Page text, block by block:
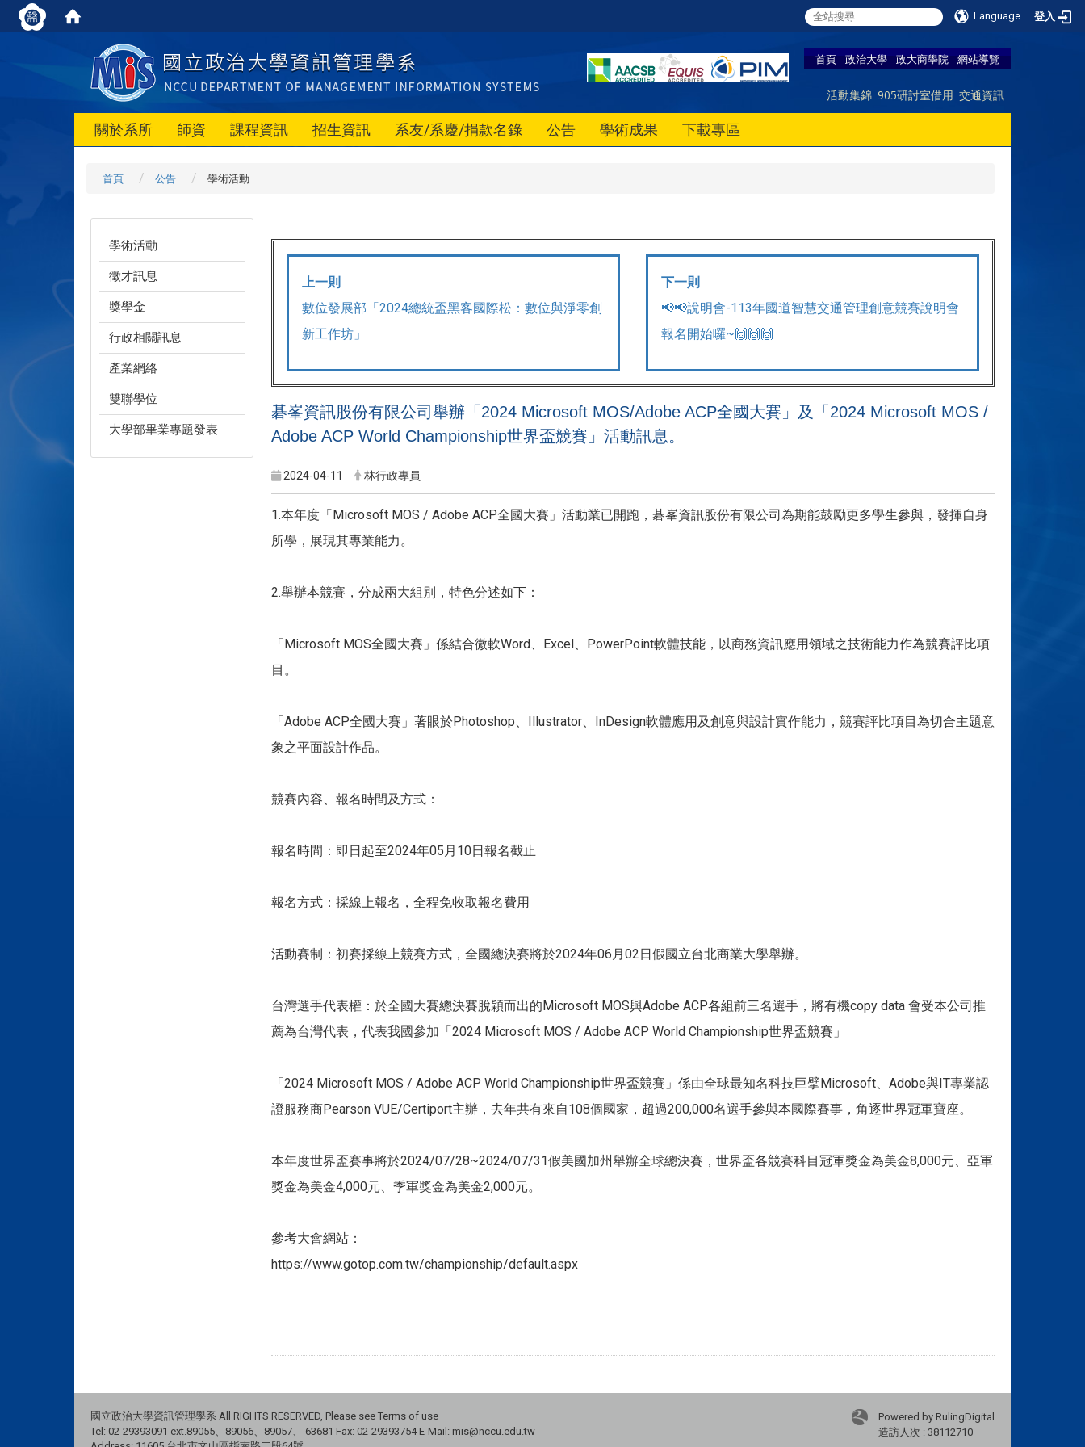
Language 登入
首頁 政治大學 政大商學院 網站導覽
活動集錦 905研討室借用 交通資訊
關於系所 師資 課程資訊 招生資訊 系友/系慶/捐款名錄 公告 學術成果 下載專區
首頁 公告 學術活動
學術活動
徵才訊息
獎學金
行政相關訊息
產業網絡
雙聯學位
大學部畢業專題發表
上一則
數位發展部「2024總統盃黑客國際松：數位與淨零創
新工作坊」
下一則
📢📢說明會-113年國道智慧交通管理創意競賽說明會
報名開始囉~🙌🙌🙌
碁峯資訊股份有限公司舉辦「2024 Microsoft MOS/Adobe ACP全國大賽」及「2024 Microsoft MOS /
Adobe ACP World Championship世界盃競賽」活動訊息。
2024-04-11 林行政專員
1.本年度「Microsoft MOS / Adobe ACP全國大賽」活動業已開跑，碁峯資訊股份有限公司為期能鼓勵更多學生參與，發揮自身
所學，展現其專業能力。
2.舉辦本競賽，分成兩大組別，特色分述如下：
「Microsoft MOS全國大賽」係結合微軟Word、Excel、PowerPoint軟體技能，以商務資訊應用領域之技術能力作為競賽評比項
目。
「Adobe ACP全國大賽」著眼於Photoshop、Illustrator、InDesign軟體應用及創意與設計實作能力，競賽評比項目為切合主題意
象之平面設計作品。
競賽內容、報名時間及方式：
報名時間：即日起至2024年05月10日報名截止
報名方式：採線上報名，全程免收取報名費用
活動賽制：初賽採線上競賽方式，全國總決賽將於2024年06月02日假國立台北商業大學舉辦。
台灣選手代表權：於全國大賽總決賽脫穎而出的Microsoft MOS與Adobe ACP各組前三名選手，將有機copy data 會受本公司推
薦為台灣代表，代表我國參加「2024 Microsoft MOS / Adobe ACP World Championship世界盃競賽」
「2024 Microsoft MOS / Adobe ACP World Championship世界盃競賽」係由全球最知名科技巨擘Microsoft、Adobe與IT專業認
證服務商Pearson VUE/Certiport主辦，去年共有來自108個國家，超過200,000名選手參與本國際賽事，角逐世界冠軍寶座。
本年度世界盃賽事將於2024/07/28~2024/07/31假美國加州舉辦全球總決賽，世界盃各競賽科目冠軍獎金為美金8,000元、亞軍
獎金為美金4,000元、季軍獎金為美金2,000元。
參考大會網站：
https://www.gotop.com.tw/championship/default.aspx
國立政治大學資訊管理學系 All RIGHTS RESERVED, Please see Terms of use
Tel: 02-29393091 ext.89055、89056、89057、
63681 Fax: 02-29393754 E-Mail: mis@nccu.edu.tw
Powered by RulingDigital
造訪人次 : 38112710